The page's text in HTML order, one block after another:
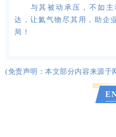
与其被动承压，不如主
达，让氦气物尽其用，助企
局！
(免责声明：本文部分内容来源于